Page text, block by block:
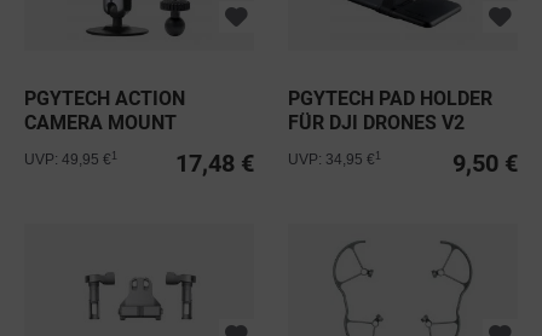
PGYTECH ACTION
CAMERA MOUNT
ADHESIVE
17,48 €
UVP: 49,95 €
PGYTECH PAD HOLDER
FÜR DJI DRONES V2
9,50 €
UVP: 34,95 €